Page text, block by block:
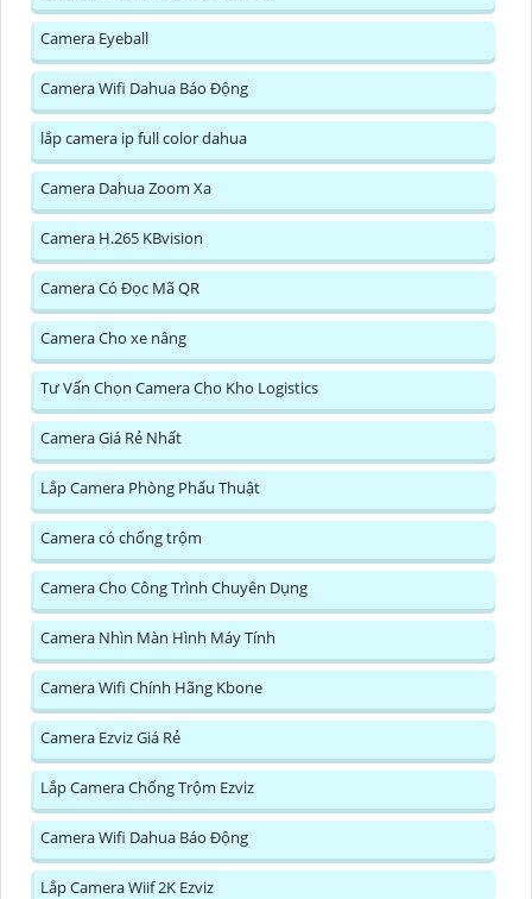
Camera Eyeball
Camera Wifi Dahua Báo Động
lắp camera ip full color dahua
Camera Dahua Zoom Xa
Camera H.265 KBvision
Camera Có Đọc Mã QR
Camera Cho xe nâng
Tư Vấn Chọn Camera Cho Kho Logistics
Camera Giá Rẻ Nhất
Lắp Camera Phòng Phẩu Thuật
Camera có chống trộm
Camera Cho Công Trình Chuyên Dụng
Camera Nhìn Màn Hình Máy Tính
Camera Wifi Chính Hãng Kbone
Camera Ezviz Giá Rẻ
Lắp Camera Chống Trộm Ezviz
Camera Wifi Dahua Báo Động
Lắp Camera Wiif 2K Ezviz